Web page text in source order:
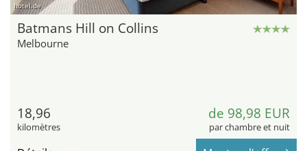
hotel.de
Batmans Hill on Collins
Melbourne
18,96
kilomètres
de 98,98 EUR
par chambre et nuit